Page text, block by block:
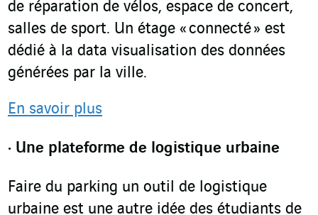
de réparation de vélos, espace de concert,
salles de sport. Un étage « connecté » est
dédié à la data visualisation des données
générées par la ville.
En savoir plus
Une plateforme de logistique urbaine
Faire du parking un outil de logistique
urbaine est une autre idée des étudiants de